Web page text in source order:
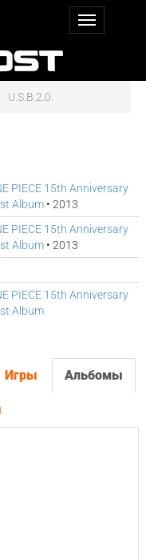
U.S.B.2.0.
PIECE 15th Anniversary
Album • 2013
PIECE 15th Anniversary
Album • 2013
PIECE 15th Anniversary
Album
Игры Альбомы